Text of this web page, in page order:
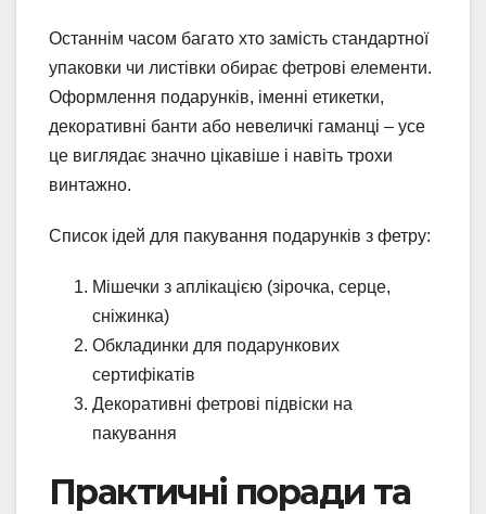
Останнім часом багато хто замість стандартної
упаковки чи листівки обирає фетрові елементи.
Оформлення подарунків, іменні етикетки,
декоративні банти або невеличкі гаманці – усе
це виглядає значно цікавіше і навіть трохи
винтажно.
Список ідей для пакування подарунків з фетру:
Мішечки з аплікацією (зірочка, серце,
сніжинка)
Обкладинки для подарункових
сертифікатів
Декоративні фетрові підвіски на
пакування
Практичні поради та